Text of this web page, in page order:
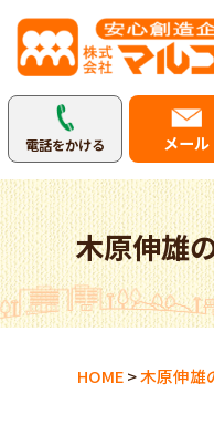
電話をかける メール
木原伸雄
HOME>木原伸雄